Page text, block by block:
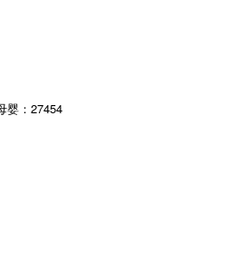
：27454